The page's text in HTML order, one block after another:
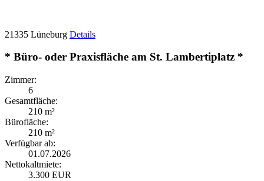
21335 Lüneburg Details
* Büro- oder Praxisfläche am St. Lambertiplatz *
Zimmer:
6
Gesamtfläche:
210 m²
Bürofläche:
210 m²
Verfügbar ab:
01.07.2026
Nettokaltmiete:
3.300 EUR